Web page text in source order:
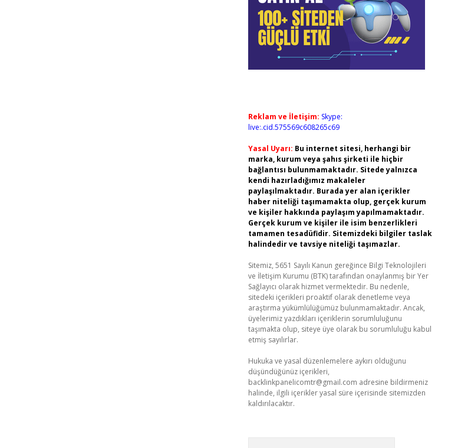
Reklam ve İletişim: Skype:
live:.cid.575569c608265c69
Yasal Uyarı: Bu internet sitesi, herhangi bir
marka, kurum veya şahıs şirketi ile hiçbir
bağlantısı bulunmamaktadır. Sitede yalnızca
kendi hazırladığımız makaleler
paylaşılmaktadır. Burada yer alan içerikler
haber niteliği taşımamakta olup, gerçek kurum
ve kişiler hakkında paylaşım yapılmamaktadır.
Gerçek kurum ve kişiler ile isim benzerlikleri
tamamen tesadüfidir. Sitemizdeki bilgiler taslak
halindedir ve tavsiye niteliği taşımazlar.
Sitemiz, 5651 Sayılı Kanun gereğince Bilgi Teknolojileri
ve İletişim Kurumu (BTK) tarafından onaylanmış bir Yer
Sağlayıcı olarak hizmet vermektedir. Bu nedenle,
sitedeki içerikleri proaktif olarak denetleme veya
araştırma yükümlülüğümüz bulunmamaktadır. Ancak,
üyelerimiz yazdıkları içeriklerin sorumluluğunu
taşımakta olup, siteye üye olarak bu sorumluluğu kabul
etmiş sayılırlar.
Hukuka ve yasal düzenlemelere aykırı olduğunu
düşündüğünüz içerikleri,
backlinkpanelicomtr@gmail.com adresine bildirmeniz
halinde, ilgili içerikler yasal süre içerisinde sitemizden
kaldırılacaktır.